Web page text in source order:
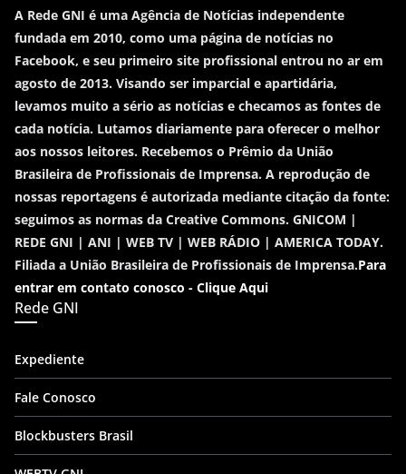
A Rede GNI é uma Agência de Notícias independente
fundada em 2010, como uma página de notícias no
Facebook, e seu primeiro site profissional entrou no ar em
agosto de 2013. Visando ser imparcial e apartidária,
levamos muito a sério as notícias e checamos as fontes de
cada notícia. Lutamos diariamente para oferecer o melhor
aos nossos leitores. Recebemos o Prêmio da União
Brasileira de Profissionais de Imprensa. A reprodução de
nossas reportagens é autorizada mediante citação da fonte:
seguimos as normas da Creative Commons. GNICOM |
REDE GNI | ANI | WEB TV | WEB RÁDIO | AMERICA TODAY.
Filiada a União Brasileira de Profissionais de Imprensa.Para
entrar em contato conosco - Clique Aqui
Rede GNI
Expediente
Fale Conosco
Blockbusters Brasil